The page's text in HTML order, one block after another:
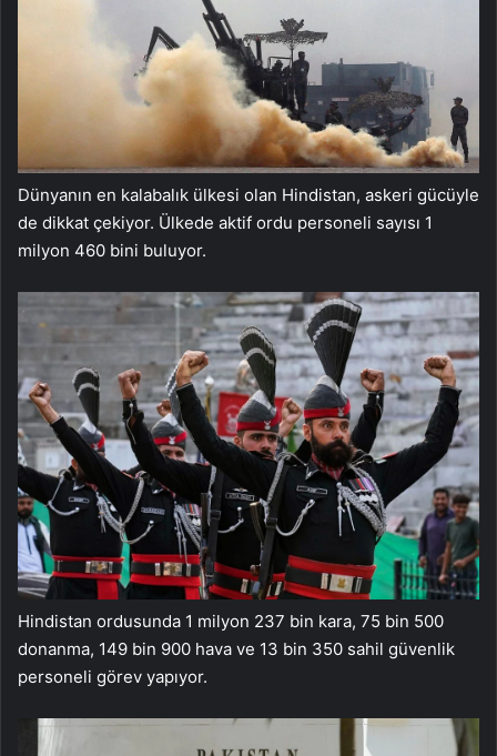
Dünyanın en kalabalık ülkesi olan Hindistan, askeri gücüyle
de dikkat çekiyor. Ülkede aktif ordu personeli sayısı 1
milyon 460 bini buluyor.
Hindistan ordusunda 1 milyon 237 bin kara, 75 bin 500
donanma, 149 bin 900 hava ve 13 bin 350 sahil güvenlik
personeli görev yapıyor.